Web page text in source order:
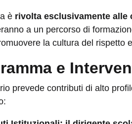
è rivolta esclusivamente alle
a un percorso di
la cultura del rispetto
e
prevede contributi di alto